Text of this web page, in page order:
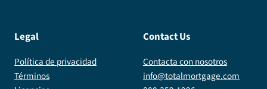
Legal
Política de privacidad
Términos
Contact Us
Contacta con nosotros
info@totalmortgage.com